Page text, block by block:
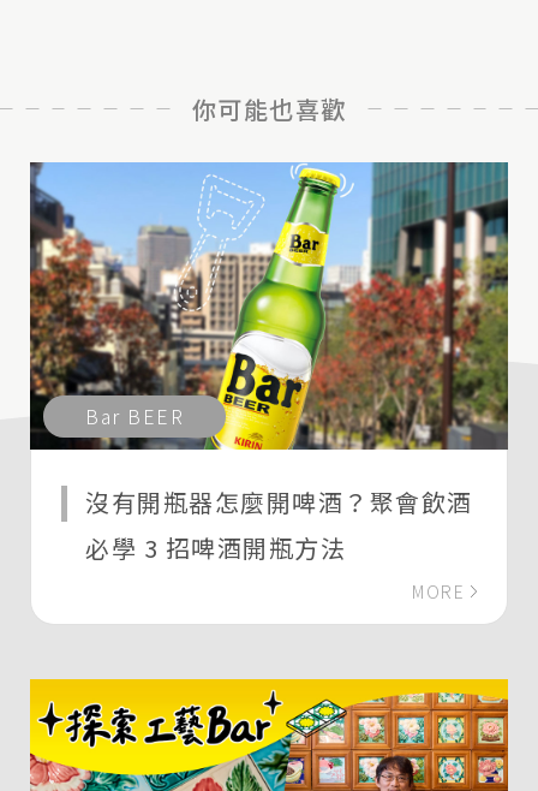
你可能也喜歡
Bar BEER
沒有開瓶器怎麼開啤酒？聚會飲酒
必學 3 招啤酒開瓶方法
MORE